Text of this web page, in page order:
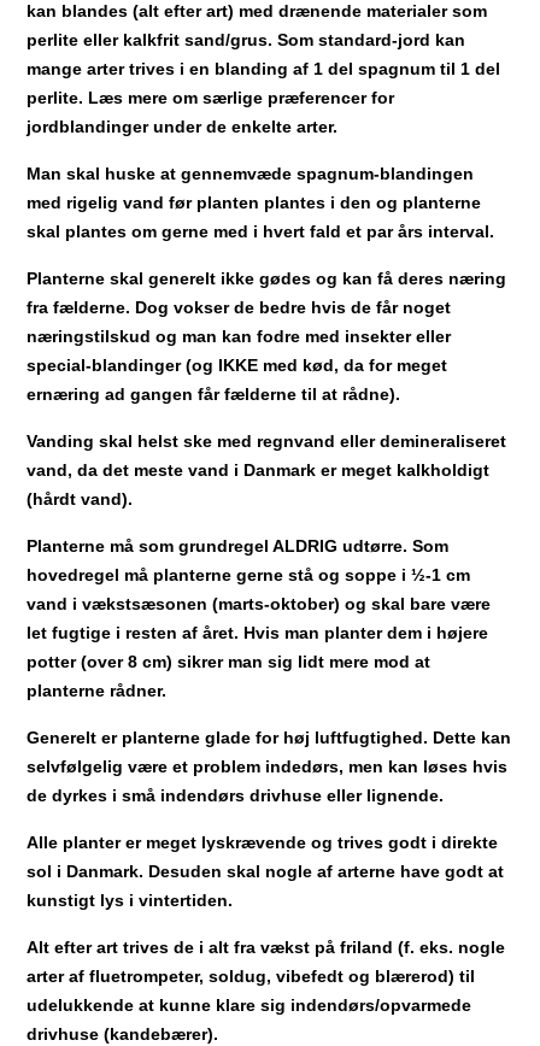
kan blandes (alt efter art) med drænende materialer som
perlite eller kalkfrit sand/grus. Som standard-jord kan
mange arter trives i en blanding af 1 del spagnum til 1 del
perlite. Læs mere om særlige præferencer for
jordblandinger under de enkelte arter.
Man skal huske at gennemvæde spagnum-blandingen
med rigelig vand før planten plantes i den og planterne
skal plantes om gerne med i hvert fald et par års interval.
Planterne skal generelt ikke gødes og kan få deres næring
fra fælderne. Dog vokser de bedre hvis de får noget
næringstilskud og man kan fodre med insekter eller
special-blandinger (og IKKE med kød, da for meget
ernæring ad gangen får fælderne til at rådne).
Vanding skal helst ske med regnvand eller demineraliseret
vand, da det meste vand i Danmark er meget kalkholdigt
(hårdt vand).
Planterne må som grundregel ALDRIG udtørre. Som
hovedregel må planterne gerne stå og soppe i ½-1 cm
vand i vækstsæsonen (marts-oktober) og skal bare være
let fugtige i resten af året. Hvis man planter dem i højere
potter (over 8 cm) sikrer man sig lidt mere mod at
planterne rådner.
Generelt er planterne glade for høj luftfugtighed. Dette kan
selvfølgelig være et problem indedørs, men kan løses hvis
de dyrkes i små indendørs drivhuse eller lignende.
Alle planter er meget lyskrævende og trives godt i direkte
sol i Danmark. Desuden skal nogle af arterne have godt at
kunstigt lys i vintertiden.
Alt efter art trives de i alt fra vækst på friland (f. eks. nogle
arter af fluetrompeter, soldug, vibefedt og blærerod) til
udelukkende at kunne klare sig indendørs/opvarmede
drivhuse (kandebærer).